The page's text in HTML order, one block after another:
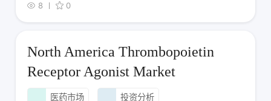
8
0
North America Thrombopoietin
Receptor Agonist Market
医药市场 投资分析